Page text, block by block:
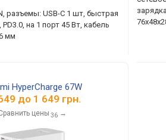
разъемы: USB-C 1 шт, быстрая
PD3.0, на 1 порт 45 Вт, кабель
мм
HyperCharge 67W
до 1 649 грн.
цены 36 →